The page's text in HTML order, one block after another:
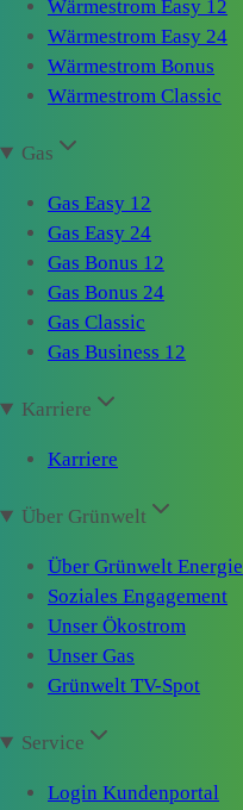
Wärmestrom Easy 12
Wärmestrom Easy 24
Wärmestrom Bonus
Wärmestrom Classic
Gas
Gas Easy 12
Gas Easy 24
Gas Bonus 12
Gas Bonus 24
Gas Classic
Gas Business 12
Karriere
Karriere
Über Grünwelt
Über Grünwelt Energie
Soziales Engagement
Unser Ökostrom
Unser Gas
Grünwelt TV-Spot
Service
Login Kundenportal